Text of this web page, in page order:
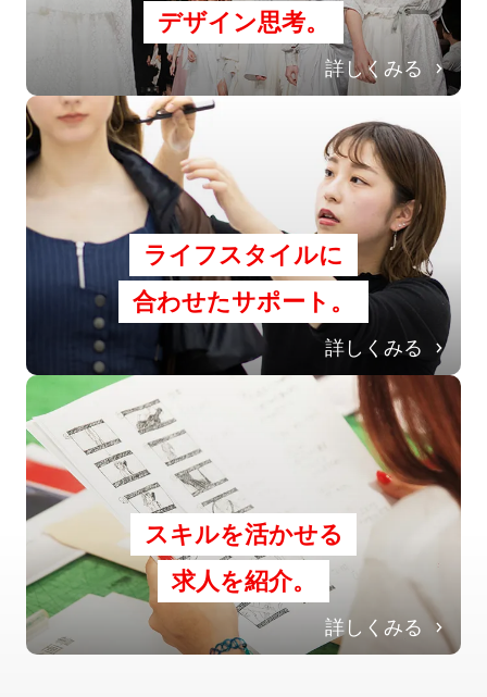
デザイン思考。
詳しくみる
ライフスタイルに
合わせたサポート。
詳しくみる
スキルを活かせる
求人を紹介。
詳しくみる